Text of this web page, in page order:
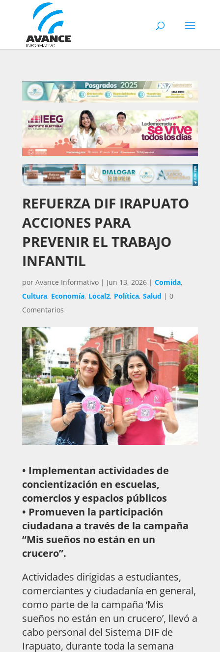
REFUERZA DIF IRAPUATO
ACCIONES PARA
PREVENIR EL TRABAJO
INFANTIL
por Avance Informativo| Jun 13, 2026| Comida,
Cultura, Economía, Local2, Política, Salud | 0
Comentarios
• Implementan actividades de
concientización en escuelas,
comercios y espacios públicos
• Promueven la participación
ciudadana a través de la campaña
“Mis sueños no están en un
crucero”.
Actividades dirigidas a estudiantes,
comerciantes y ciudadanía en general,
como parte de la campaña ‘Mis
sueños no están en un crucero’, llevó a
cabo personal del Sistema DIF de
Irapuato, durante toda la semana